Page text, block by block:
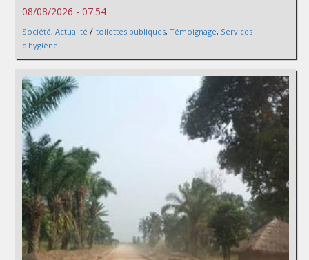
08/08/2026 - 07:54
Société, Actualité / toilettes publiques, Témoignage, Services
d'hygiène